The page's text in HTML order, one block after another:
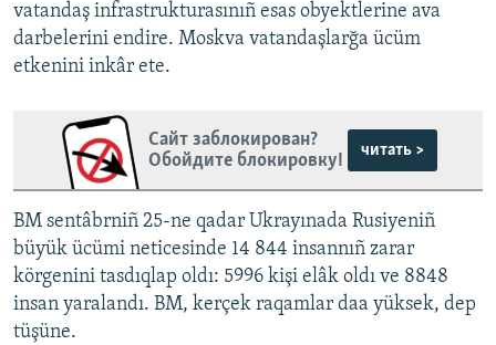
vatandaş infrastrukturasınıñ esas obyektlerine ava
darbelerini endire. Moskva vatandaşlarğa ücüm
etkenini inkâr ete.
Сайт заблокирован?
Обойдите блокировку!
читать >
BM sentâbrniñ 25-ne qadar Ukrayınada Rusiyeniñ
büyük ücümi neticesinde 14 844 insannıñ zarar
körgenini tasdıqlap oldı: 5996 kişi elâk oldı ve 8848
insan yaralandı. BM, kerçek raqamlar daa yüksek, dep
tüşüne.